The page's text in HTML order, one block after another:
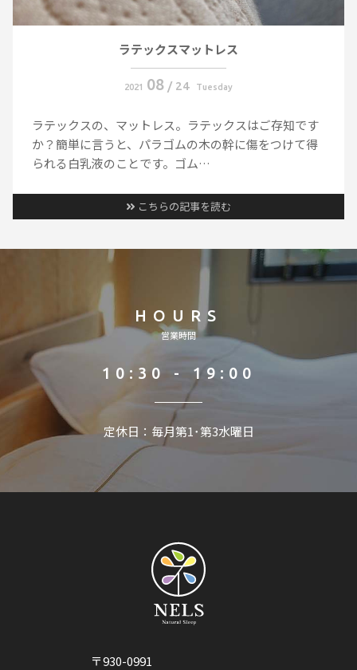
ラテックスマットレス
2021 08 / 24 Tuesday
ラテックスの、マットレス。⁡⁡ラテックスはご存知です
か？⁡簡単に言うと、パラゴムの木の幹に傷をつけて得
られる白乳液のことです。⁡ゴム…
こちらの記事を読む
HOURS
営業時間
10:30 - 19:00
定休日：毎月第1･第3水曜日
〒930-0991